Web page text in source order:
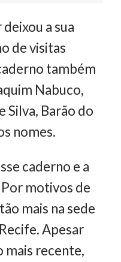
a sua
de visitas
também
Nabuco,
Silva, Barão do
nomes.
caderno e a
motivos de
mais na sede
Apesar
mais recente,